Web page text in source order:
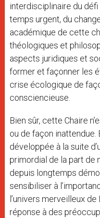
interdisciplinaire du
temps urgent, du
académique de cette
théologiques et
aspects juridiques et
former et façonner les
crise écologique de
consciencieuse.
Bien sûr, cette Chaire
ou de façon inattendue.
développée à la suite
primordial de la part de
depuis longtemps
sensibiliser à
l’univers merveilleux
réponse à des